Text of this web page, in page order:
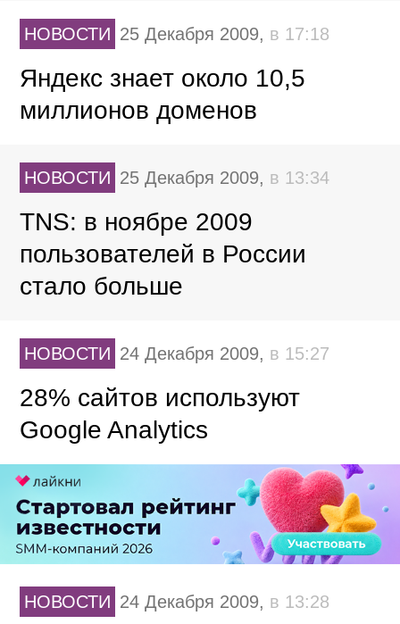
НОВОСТИ 25 Декабря 2009, в 17:18
Яндекс знает около 10,5
миллионов доменов
НОВОСТИ 25 Декабря 2009, в 13:34
TNS: в ноябре 2009
пользователей в России
стало больше
НОВОСТИ 24 Декабря 2009, в 15:27
28% сайтов используют
Google Analytics
НОВОСТИ 24 Декабря 2009, в 13:28